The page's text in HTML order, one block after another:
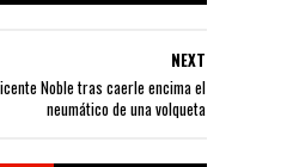
NEXT
Noble tras caerle encima el
neumático de una volqueta